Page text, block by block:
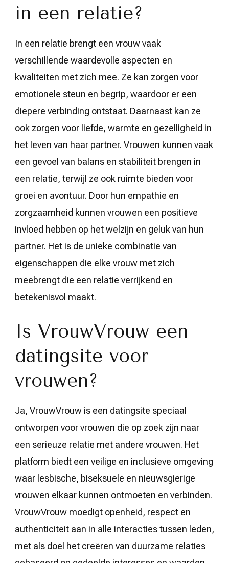
in een relatie?
In een relatie brengt een vrouw vaak
verschillende waardevolle aspecten en
kwaliteiten met zich mee. Ze kan zorgen voor
emotionele steun en begrip, waardoor er een
diepere verbinding ontstaat. Daarnaast kan ze
ook zorgen voor liefde, warmte en gezelligheid in
het leven van haar partner. Vrouwen kunnen vaak
een gevoel van balans en stabiliteit brengen in
een relatie, terwijl ze ook ruimte bieden voor
groei en avontuur. Door hun empathie en
zorgzaamheid kunnen vrouwen een positieve
invloed hebben op het welzijn en geluk van hun
partner. Het is de unieke combinatie van
eigenschappen die elke vrouw met zich
meebrengt die een relatie verrijkend en
betekenisvol maakt.
Is VrouwVrouw een
datingsite voor
vrouwen?
Ja, VrouwVrouw is een datingsite speciaal
ontworpen voor vrouwen die op zoek zijn naar
een serieuze relatie met andere vrouwen. Het
platform biedt een veilige en inclusieve omgeving
waar lesbische, biseksuele en nieuwsgierige
vrouwen elkaar kunnen ontmoeten en verbinden.
VrouwVrouw moedigt openheid, respect en
authenticiteit aan in alle interacties tussen leden,
met als doel het creëren van duurzame relaties